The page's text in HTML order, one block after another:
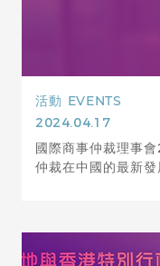
活動 EVENTS
2024.04.17
國際商事仲裁理事
仲裁在中國的最新發